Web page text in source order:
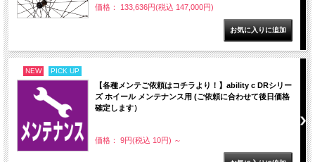
価格： 133,636円(税込 147,000円)
NEW PICK UP
【各種メンテご依頼はコチラより！】ability c DRシリー
ズ ホイール メンテナンス用 (ご依頼に合わせて後日価格
確定します）
価格： 9円(税込 10円) ～